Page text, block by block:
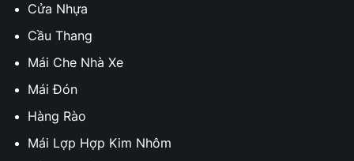
Cửa Nhựa
Cầu Thang
Mái Che Nhà Xe
Mái Đón
Hàng Rào
Mái Lợp Hợp Kim Nhôm